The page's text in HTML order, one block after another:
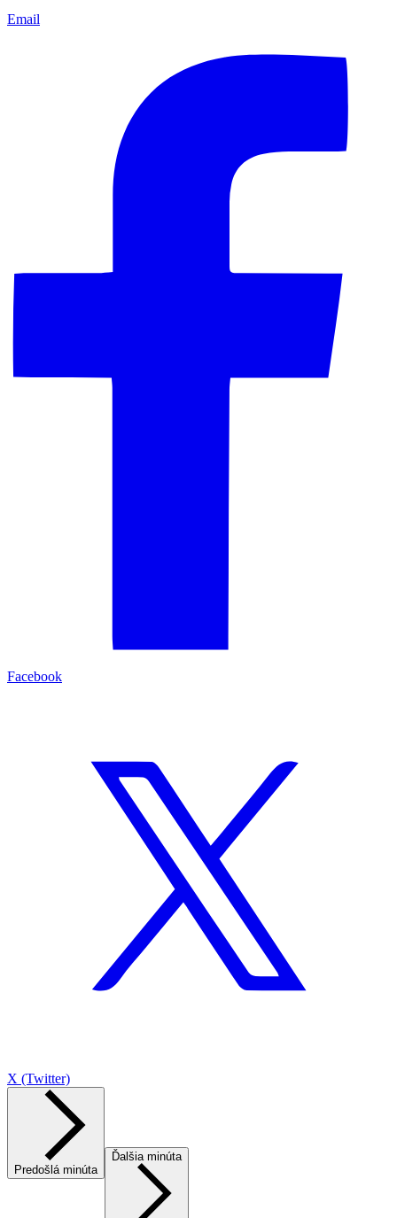
Email
Facebook
X (Twitter)
Predošlá minúta
Ďalšia minúta